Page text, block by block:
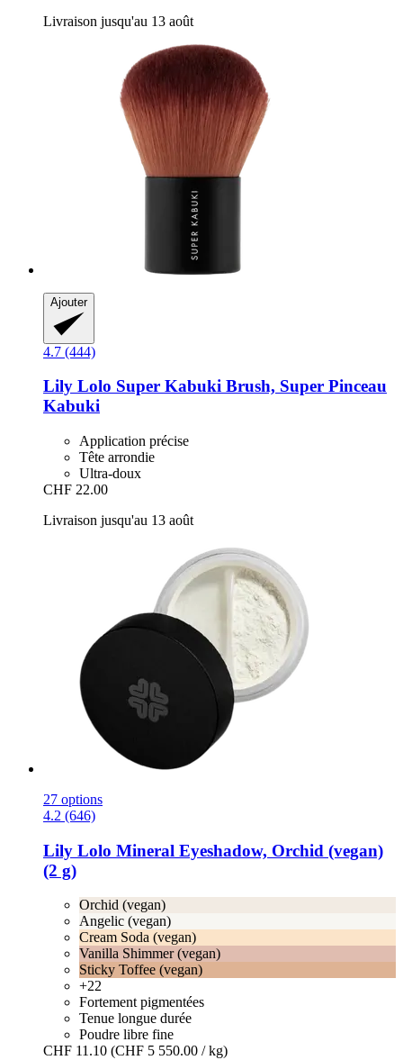
Livraison jusqu'au 13 août
Ajouter
4.7 (444)
Lily Lolo Super Kabuki Brush, Super Pinceau
Kabuki
Application précise
Tête arrondie
Ultra-doux
CHF 22.00
Livraison jusqu'au 13 août
27 options
4.2 (646)
Lily Lolo Mineral Eyeshadow, Orchid (vegan)
(2 g)
Orchid (vegan)
Angelic (vegan)
Cream Soda (vegan)
Vanilla Shimmer (vegan)
Sticky Toffee (vegan)
+22
Fortement pigmentées
Tenue longue durée
Poudre libre fine
CHF 11.10 (CHF 5 550.00 / kg)